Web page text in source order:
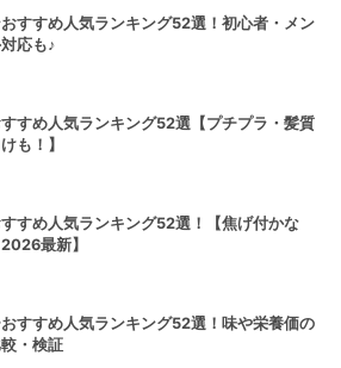
すすめ人気ランキング52選！初心者・メン
応も♪
すめ人気ランキング52選【プチプラ・髪質
も！】
すめ人気ランキング52選！【焦げ付かな
最新】
すすめ人気ランキング52選！味や栄養価の
・検証